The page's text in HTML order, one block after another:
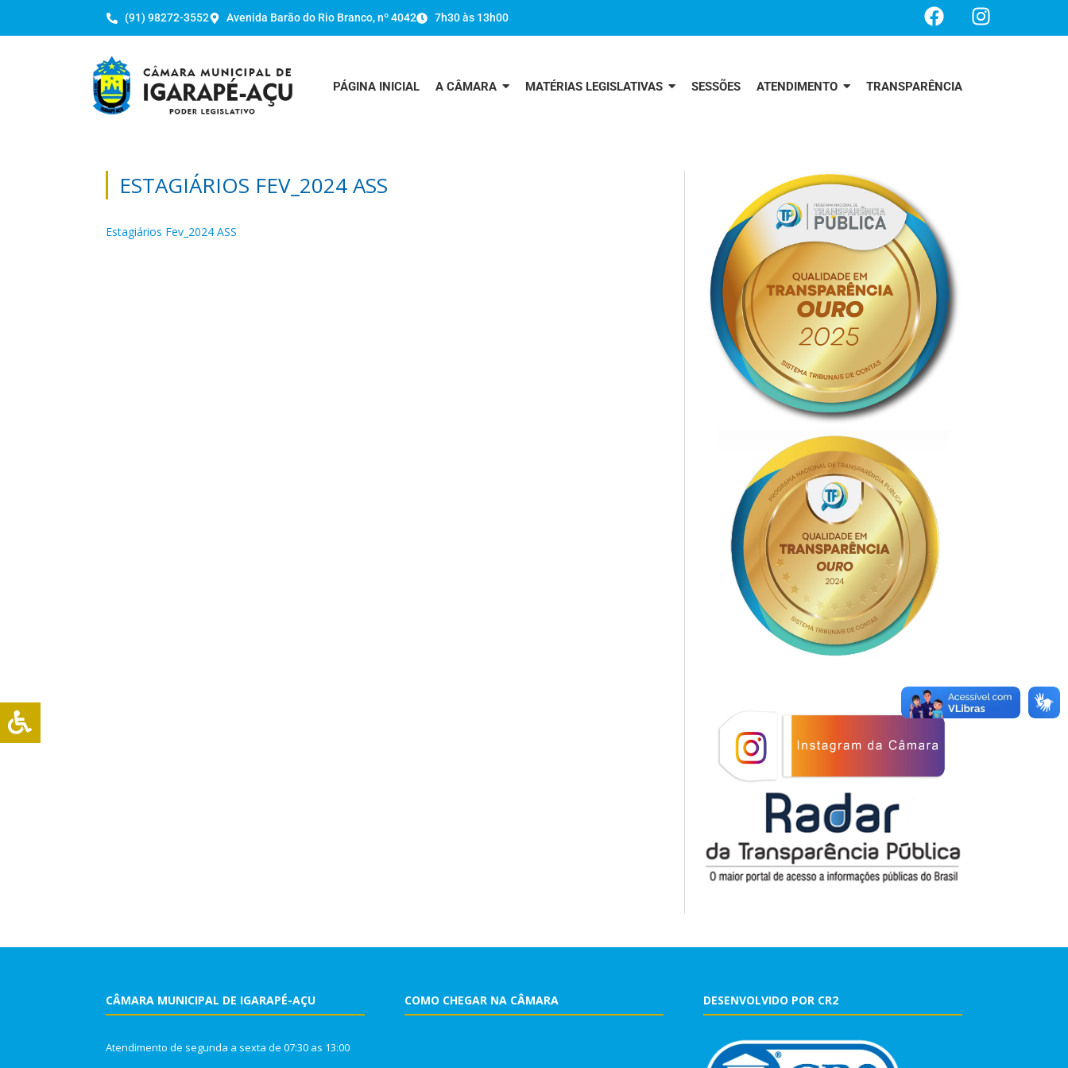
(91) 98272-3552 Avenida Barão do Rio Branco, nº 4042 7h30 às 13h00
PÁGINA INICIAL A CÂMARA MATÉRIAS LEGISLATIVAS SESSÕES ATENDIMENTO TRANSPARÊNCIA
ESTAGIÁRIOS FEV_2024 ASS
Estagiários Fev_2024 ASS
CÂMARA MUNICIPAL DE IGARAPÉ-AÇU
Atendimento de segunda a sexta de 07:30 as 13:00
COMO CHEGAR NA CÂMARA DESENVOLVIDO POR CR2